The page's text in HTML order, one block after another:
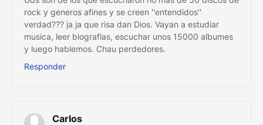
rock y generos afines y se creen ''entendidos''
verdad??? ja ja que risa dan Dios. Vayan a estudiar
musica, leer biografias, escuchar unos 15000 albumes
y luego hablemos. Chau perdedores.
Responder
Carlos